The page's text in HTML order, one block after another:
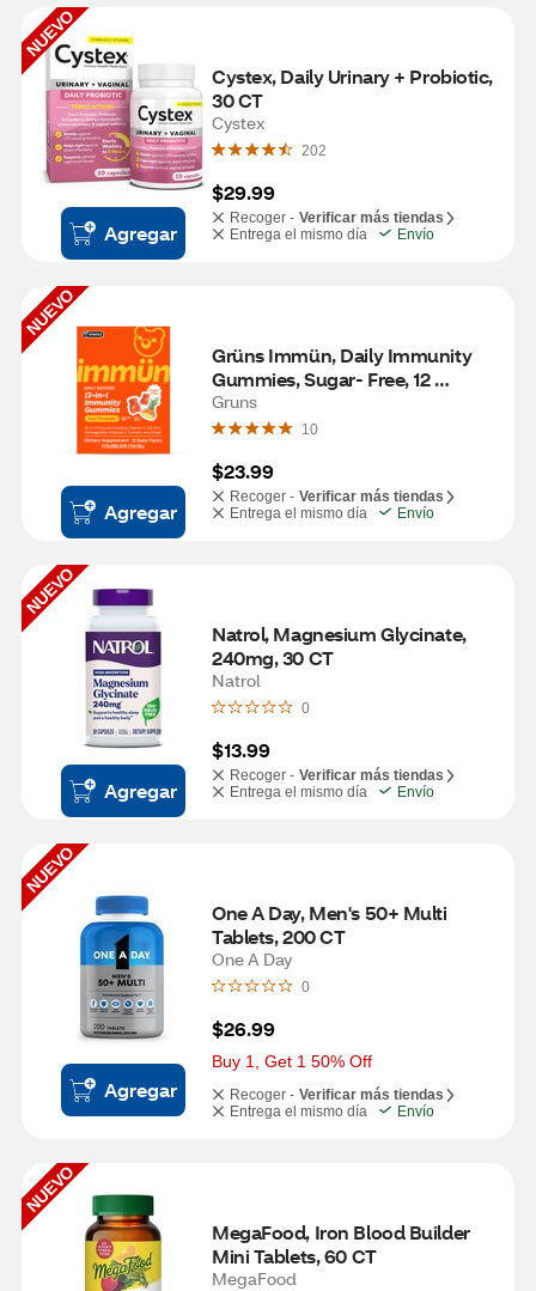
NUEVO
Agregar
Cystex, Daily Urinary + Probiotic,
30 CT
Cystex
202
$29.99
Recoger - Verificar más tiendas
Entrega el mismo día
Envío
NUEVO
Agregar
Grüns Immün, Daily Immunity
Gummies, Sugar- Free, 12
Servings
Gruns
10
$23.99
Recoger - Verificar más tiendas
Entrega el mismo día
Envío
NUEVO
Agregar
Natrol, Magnesium Glycinate,
240mg, 30 CT
Natrol
0
$13.99
Recoger - Verificar más tiendas
Entrega el mismo día
Envío
NUEVO
Agregar
One A Day, Men's 50+ Multi
Tablets, 200 CT
One A Day
0
$26.99
Buy 1, Get 1 50% Off
Recoger - Verificar más tiendas
Entrega el mismo día
Envío
NUEVO
MegaFood, Iron Blood Builder
Mini Tablets, 60 CT
MegaFood